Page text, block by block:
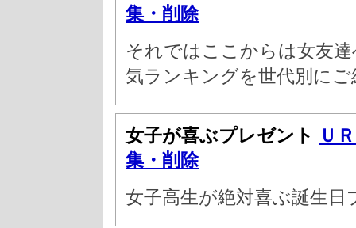
集・削除
それではここからは女友
気ランキングを世代別に
女子が喜ぶプレゼント
Ｕ
集・削除
女子高生が絶対喜ぶ誕生